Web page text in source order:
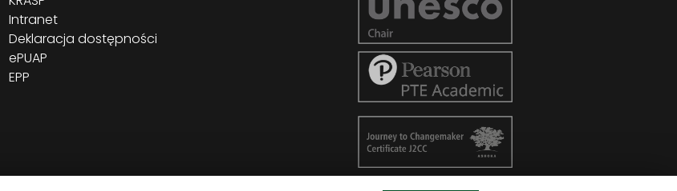
Intranet
Deklaracja dostępności
ePUAP
EPP